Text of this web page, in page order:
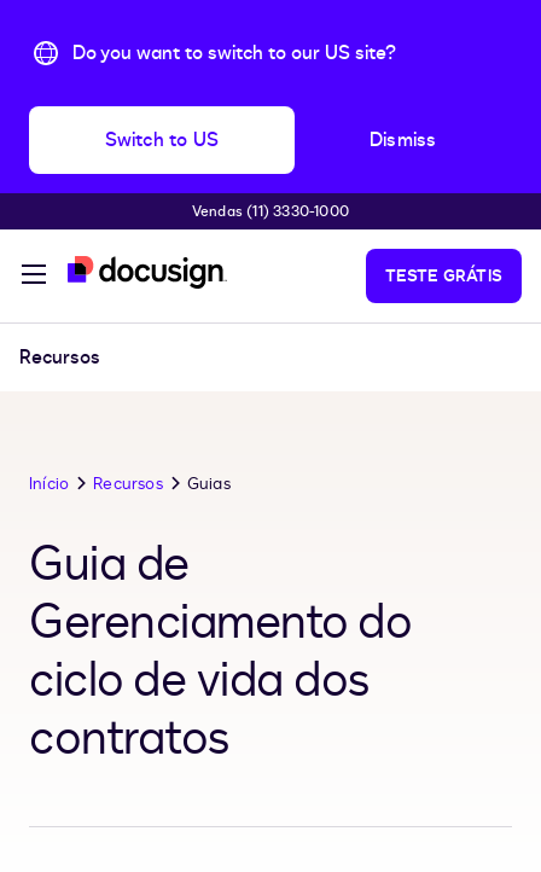
Do you want to switch to our US site?
Switch to US Dismiss
Pular para o conteúdo principal
Vendas (11) 3330-1000
TESTE GRÁTIS
Recursos
Início Recursos Guias
Guia de
Gerenciamento do
ciclo de vida dos
contratos